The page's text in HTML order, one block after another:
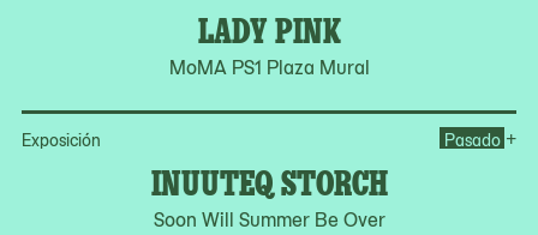
LADY PINK
MoMA PS1 Plaza Mural
Exposición
INUUTEQ STORCH
Soon Will Summer Be Over
Pasado +